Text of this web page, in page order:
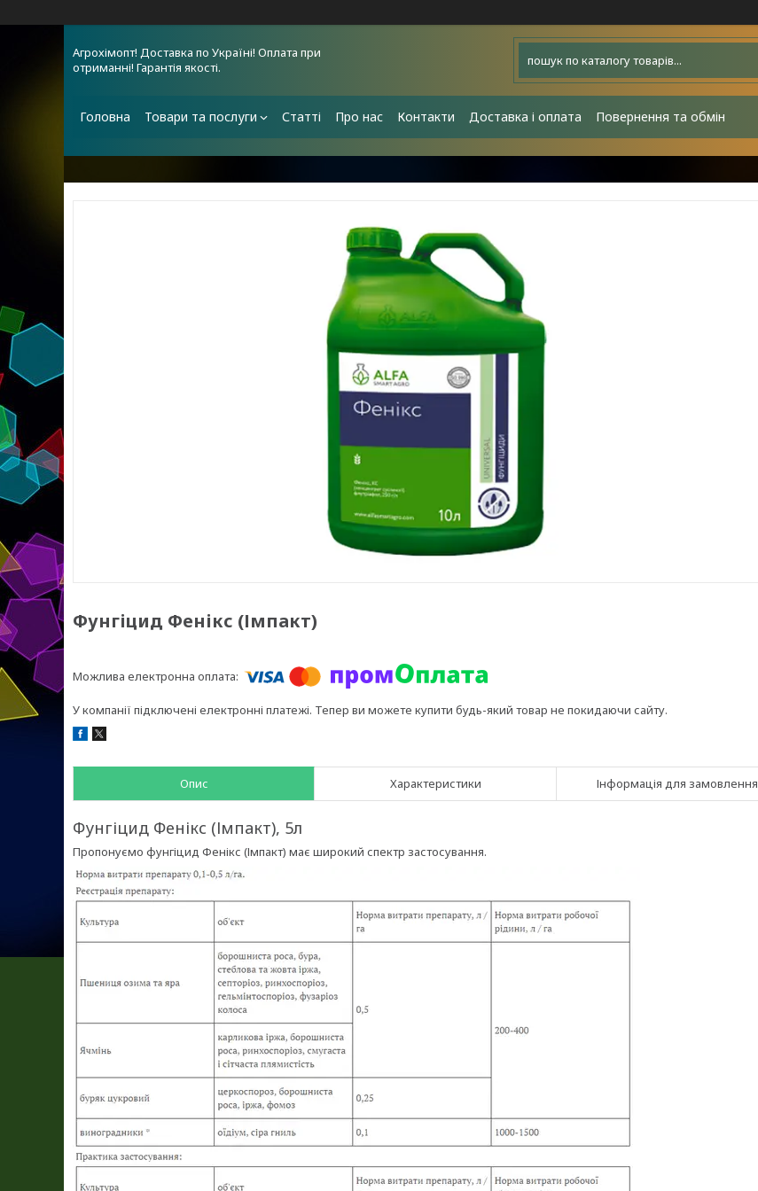
Агрохімопт! Доставка по Україні! Оплата при
отриманні! Гарантія якості.
Головна Товари та послуги Статті Про нас Контакти Доставка і оплата Повернення та обмін
Фунгіцид Фенікс (Імпакт)
У компанії підключені електронні платежі. Тепер ви можете купити будь-який товар не покидаючи сайту.
Опис Характеристики Інформація для замовлення
Фунгіцид Фенікс (Імпакт), 5л
Пропонуємо фунгіцид Фенікс (Імпакт) має широкий спектр застосування.